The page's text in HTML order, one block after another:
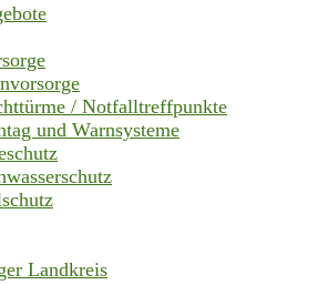
/ Notfalltreffpunkte
und Warnsysteme
Landkreis